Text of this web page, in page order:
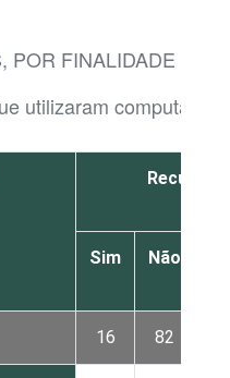
POR FINALIDADE DE
utilizaram computador
Recursos
Sim Não
16 82